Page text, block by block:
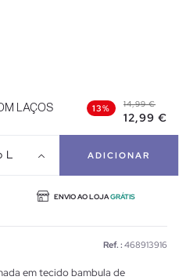
LAÇOS 13% 14,99 €
12,99 €
L ADICIONAR
ENVIO AO LOJAGRÁTIS
Ref. : 468913916
em tecido bambula de